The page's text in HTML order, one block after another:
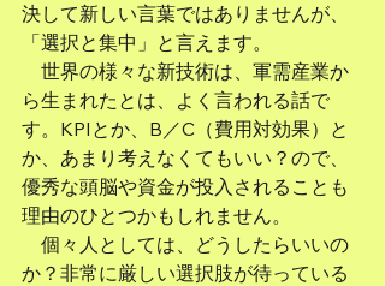
決して新しい言葉ではありませんが、
「選択と集中」と言えます。
世界の様々な新技術は、軍需産業か
ら生まれたとは、よく言われる話で
す。KPIとか、B／C（費用対効果）と
か、あまり考えなくてもいい？ので、
優秀な頭脳や資金が投入されることも
理由のひとつかもしれません。
個々人としては、どうしたらいいの
か？非常に厳しい選択肢が待っている